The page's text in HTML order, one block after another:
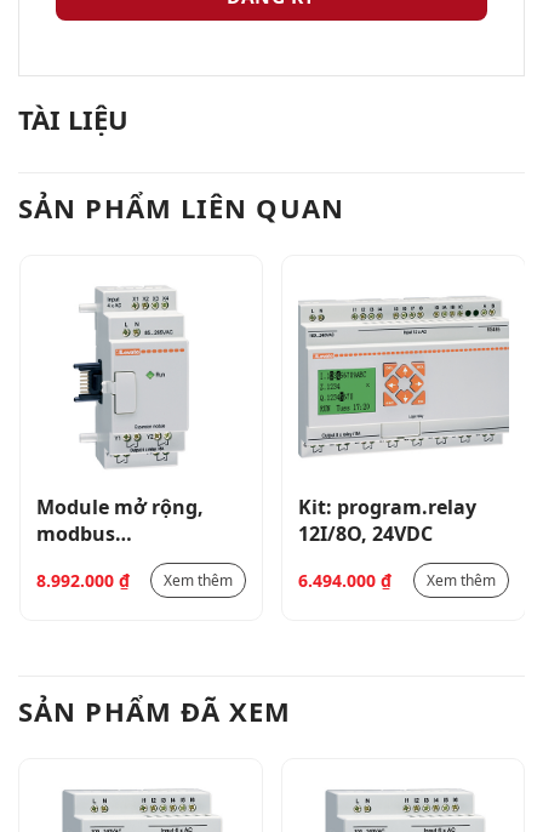
TÀI LIỆU
SẢN PHẨM LIÊN QUAN
Module mở rộng,
modbus
communication
8.992.000 ₫ Xem thêm
Kit: program.relay
12I/8O, 24VDC
6.494.000 ₫ Xem thêm
SẢN PHẨM ĐÃ XEM